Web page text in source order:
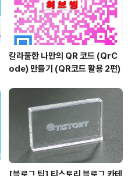
칼라풀한 나만의 QR 코드 (QrC
ode) 만들기 (QR코드 활용 2편)